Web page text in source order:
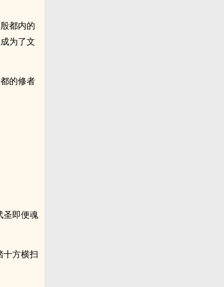
都内的
为了文
的修者
圣即便魂
十方横扫